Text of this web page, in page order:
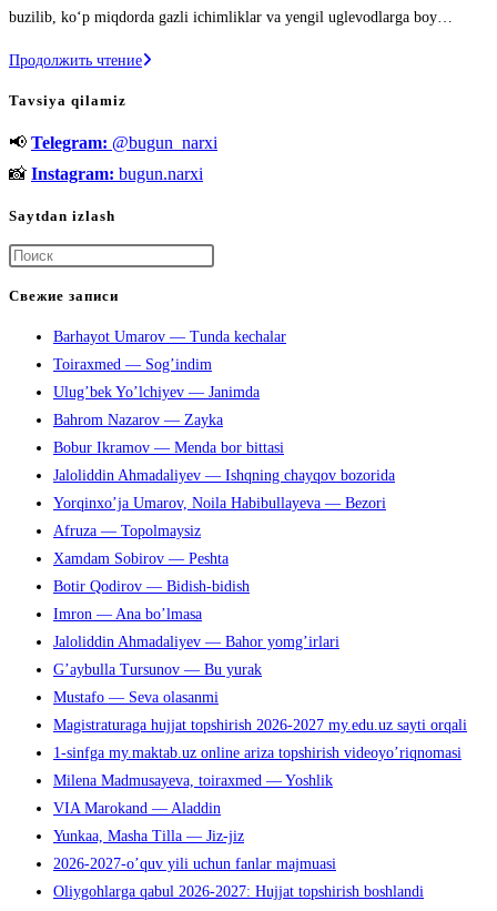
buzilib, ko‘p miqdorda gazli ichimliklar va yengil uglevodlarga boy…
Продолжить чтение«Xlorli
ham
toshmalarga
Tavsiya qilamiz
📢 Telegram: @bugun_narxi
📸 Instagram: bugun.narxi
Saytdan izlash
чтобы
панель
поиска.
Свежие записи
Barhayot Umarov — Tunda kechalar
Toiraxmed — Sog’indim
Ulug’bek Yo’lchiyev — Janimda
Bahrom Nazarov — Zayka
Bobur Ikramov — Menda bor bittasi
Jaloliddin Ahmadaliyev — Ishqning chayqov bozorida
Yorqinxo’ja Umarov, Noila Habibullayeva — Bezori
Afruza — Topolmaysiz
Xamdam Sobirov — Peshta
Botir Qodirov — Bidish-bidish
Imron — Ana bo’lmasa
Jaloliddin Ahmadaliyev — Bahor yomg’irlari
G’aybulla Tursunov — Bu yurak
Mustafo — Seva olasanmi
Magistraturaga hujjat topshirish 2026-2027 my.edu.uz sayti orqali
1-sinfga my.maktab.uz online ariza topshirish videoyo’riqnomasi
Milena Madmusayeva, toiraxmed — Yoshlik
VIA Marokand — Aladdin
Yunkaa, Masha Tilla — Jiz-jiz
2026-2027-o’quv yili uchun fanlar majmuasi
Oliygohlarga qabul 2026-2027: Hujjat topshirish boshlandi